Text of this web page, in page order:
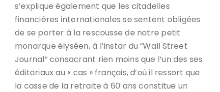
s’explique également que les citadelles
financières internationales se sentent obligées
de se porter à la rescousse de notre petit
monarque élyséen, à l’instar du ”Wall Street
Journal” consacrant rien moins que l’un des ses
éditoriaux au « cas » français, d’où il ressort que
la casse de la retraite à 60 ans constitue un